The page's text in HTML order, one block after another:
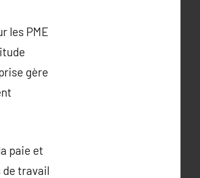
les PME
gère
paie et
travail